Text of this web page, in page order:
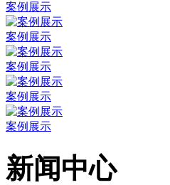
案例展示
案例展示
案例展示
案例展示
案例展示
新闻中心